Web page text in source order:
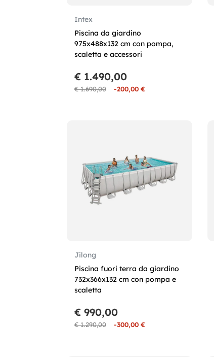
Intex
Piscina da giardino
975x488x132 cm con pompa,
scaletta e accessori
€ 1.690,00 -200,00 €
€ 1.490,00
Jilong
Piscina fuori terra da giardino
732x366x132 cm con pompa e
scaletta
€ 1.290,00 -300,00 €
€ 990,00